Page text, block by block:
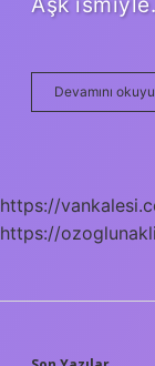
Devamını
https://
https://